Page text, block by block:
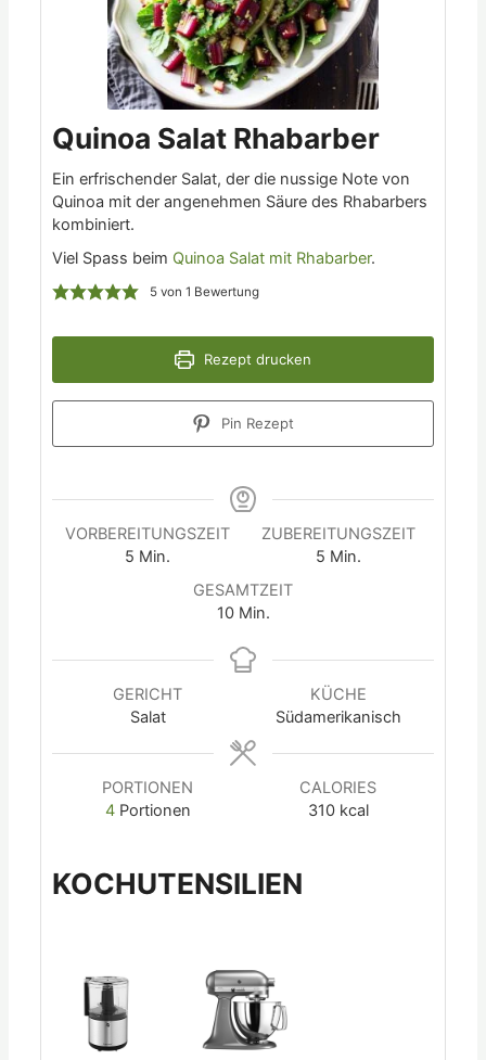
Quinoa Salat Rhabarber
Ein erfrischender Salat, der die nussige Note von
Quinoa mit der angenehmen Säure des Rhabarbers
kombiniert.
Viel Spass beim Quinoa Salat mit Rhabarber​.
5 von 1 Bewertung
Rezept drucken
Pin Rezept
VORBEREITUNGSZEIT
5 Min.
ZUBEREITUNGSZEIT
5 Min.
GESAMTZEIT
10 Min.
GERICHT
Salat
KÜCHE
Südamerikanisch
PORTIONEN
4 Portionen
CALORIES
310 kcal
KOCHUTENSILIEN